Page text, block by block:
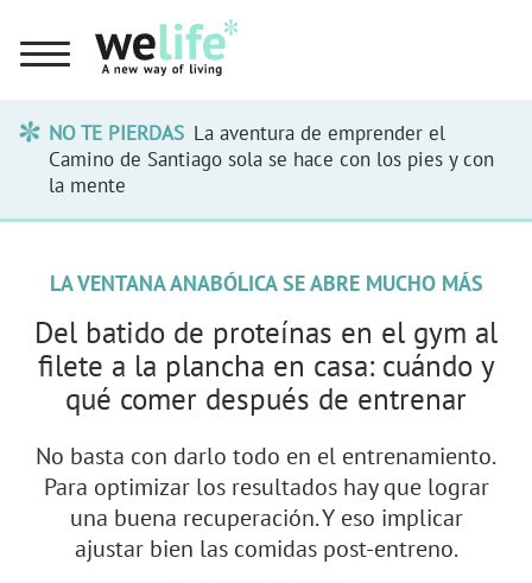
NO TE PIERDAS La aventura de emprender el
Camino de Santiago sola se hace con los pies y con
la mente
LA VENTANA ANABÓLICA SE ABRE MUCHO MÁS
Del batido de proteínas en el gym al
filete a la plancha en casa: cuándo y
qué comer después de entrenar
No basta con darlo todo en el entrenamiento.
Para optimizar los resultados hay que lograr
una buena recuperación. Y eso implicar
ajustar bien las comidas post-entreno.